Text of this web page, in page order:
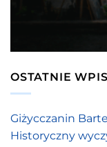
OSTATNIE
Giżycczanin
Historyczny